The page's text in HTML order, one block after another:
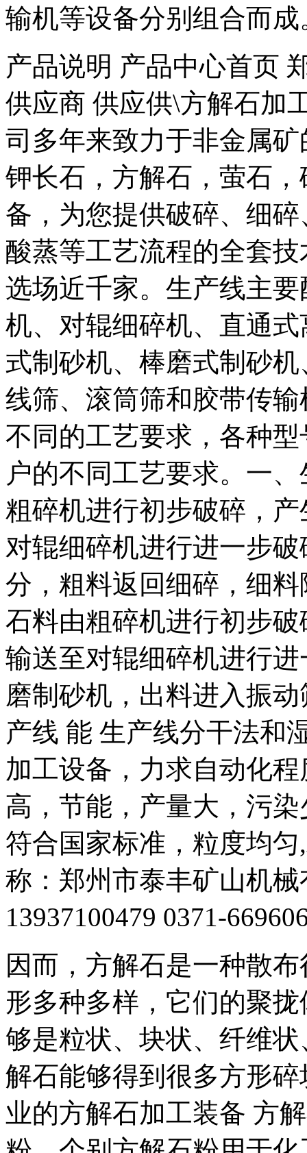
输机等设备分别组合而成
产品说明 产品中心首页
供应商 供应供\方解石加
司多年来致力于非金属
钾长石，方解石，萤石
备，为您提供破碎、细
酸蒸等工艺流程的全套
选场近千家。生产线主
机、对辊细碎机、直通
式制砂机、棒磨式制砂
线筛、滚筒筛和胶带传
不同的工艺要求，各种
户的不同工艺要求。一
粗碎机进行初步破碎，
对辊细碎机进行进一步
分，粗料返回细碎，细
石料由粗碎机进行初步
输送至对辊细碎机进行
磨制砂机，出料进入振
产线 能 生产线分干法和
加工设备，力求自动化
高，节能，产量大，污
符合国家标准，粒度均
称：郑州市泰丰矿山机
13937100479 0371-
因而，方解石是一种散
形多种多样，它们的聚
够是粒状、块状、纤维
解石能够得到很多方形
业的方解石加工装备 方